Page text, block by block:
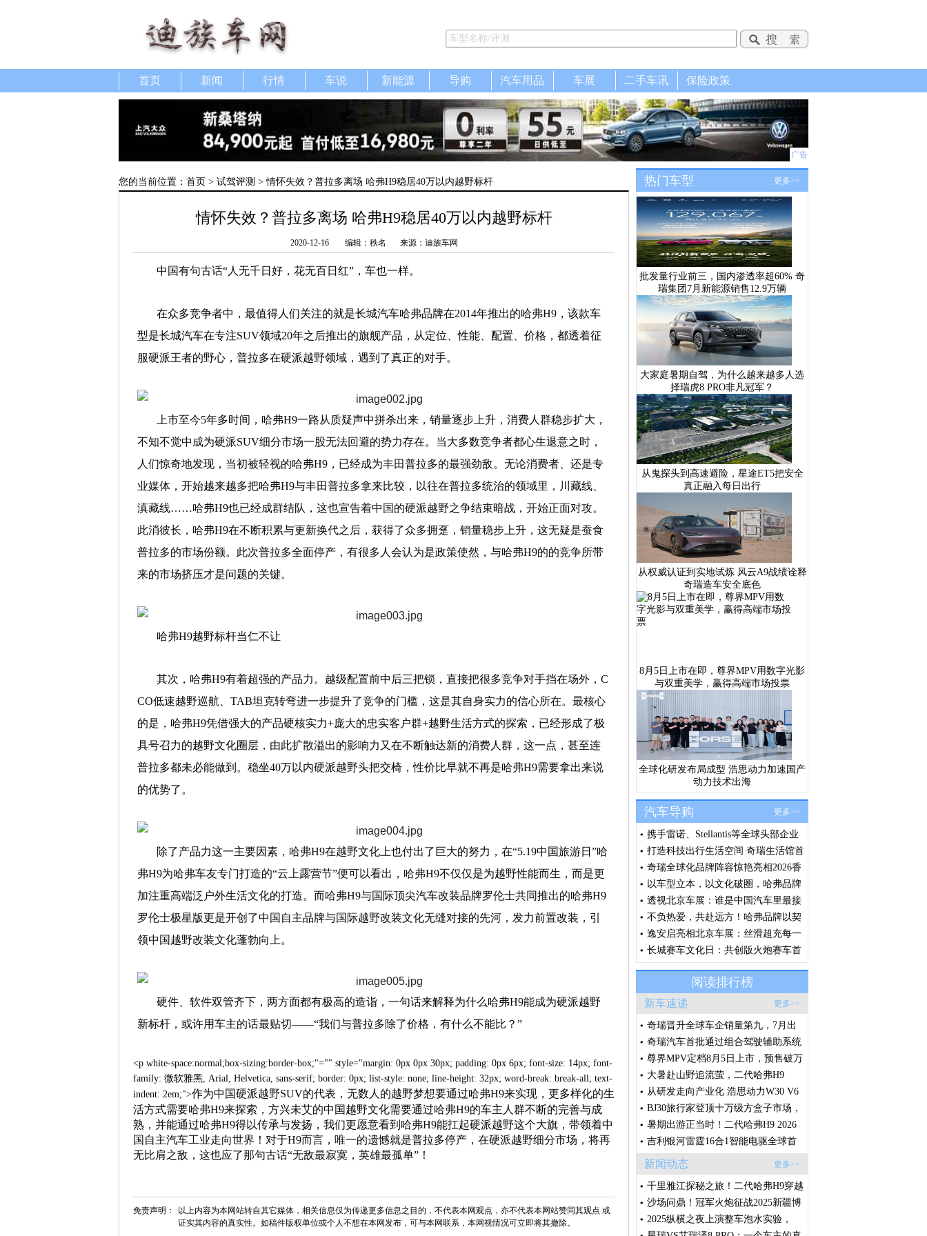
首页 新闻 行情 车说 新能源 导购 汽车用品 车展 二手车讯 保险政策
广告
您的当前位置： 首页 > 试驾评测 > 情怀失效？普拉多离场 哈弗H9稳居40万以内越野标杆
情怀失效？普拉多离场 哈弗H9稳居40万以内越野标杆
2020-12-16 编辑：秩名 来源：迪族车网
中国有句古话“人无千日好，花无百日红”，车也一样。
在众多竞争者中，最值得人们关注的就是长城汽车哈弗品牌在2014年推出的哈弗H9，该款车
型是长城汽车在专注SUV领域20年之后推出的旗舰产品，从定位、性能、配置、价格，都透着征
服硬派王者的野心，普拉多在硬派越野领域，遇到了真正的对手。
上市至今5年多时间，哈弗H9一路从质疑声中拼杀出来，销量逐步上升，消费人群稳步扩大，
不知不觉中成为硬派SUV细分市场一股无法回避的势力存在。当大多数竞争者都心生退意之时，
人们惊奇地发现，当初被轻视的哈弗H9，已经成为丰田普拉多的最强劲敌。无论消费者、还是专
业媒体，开始越来越多把哈弗H9与丰田普拉多拿来比较，以往在普拉多统治的领域里，川藏线、
滇藏线……哈弗H9也已经成群结队，这也宣告着中国的硬派越野之争结束暗战，开始正面对攻。
此消彼长，哈弗H9在不断积累与更新换代之后，获得了众多拥趸，销量稳步上升，这无疑是蚕食
普拉多的市场份额。此次普拉多全面停产，有很多人会认为是政策使然，与哈弗H9的的竞争所带
来的市场挤压才是问题的关键。
哈弗H9越野标杆当仁不让
其次，哈弗H9有着超强的产品力。越级配置前中后三把锁，直接把很多竞争对手挡在场外，C
CO低速越野巡航、TAB坦克转弯进一步提升了竞争的门槛，这是其自身实力的信心所在。最核心
的是，哈弗H9凭借强大的产品硬核实力+庞大的忠实客户群+越野生活方式的探索，已经形成了极
具号召力的越野文化圈层，由此扩散溢出的影响力又在不断触达新的消费人群，这一点，甚至连
普拉多都未必能做到。稳坐40万以内硬派越野头把交椅，性价比早就不再是哈弗H9需要拿出来说
的优势了。
除了产品力这一主要因素，哈弗H9在越野文化上也付出了巨大的努力，在“5.19中国旅游日”哈
弗H9为哈弗车友专门打造的“云上露营节”便可以看出，哈弗H9不仅仅是为越野性能而生，而是更
加注重高端泛户外生活文化的打造。而哈弗H9与国际顶尖汽车改装品牌罗伦士共同推出的哈弗H9
罗伦士极星版更是开创了中国自主品牌与国际越野改装文化无缝对接的先河，发力前置改装，引
领中国越野改装文化蓬勃向上。
硬件、软件双管齐下，两方面都有极高的造诣，一句话来解释为什么哈弗H9能成为硬派越野
新标杆，或许用车主的话最贴切——“我们与普拉多除了价格，有什么不能比？”
<p white-space:normal;box-sizing:border-box;"="" style="margin: 0px 0px 30px; padding: 0px 6px; font-size: 14px; font-
family: 微软雅黑, Arial, Helvetica, sans-serif; border: 0px; list-style: none; line-height: 32px; word-break: break-all; text-
indent: 2em;">作为中国硬派越野SUV的代表，无数人的越野梦想要通过哈弗H9来实现，更多样化的生
活方式需要哈弗H9来探索，方兴未艾的中国越野文化需要通过哈弗H9的车主人群不断的完善与成
熟，并能通过哈弗H9得以传承与发扬，我们更愿意看到哈弗H9能扛起硬派越野这个大旗，带领着中
国自主汽车工业走向世界！对于H9而言，唯一的遗憾就是普拉多停产，在硬派越野细分市场，将再
无比肩之敌，这也应了那句古话“无敌最寂寞，英雄最孤单”！
免责声明：
以上内容为本网站转自其它媒体，相关信息仅为传递更多信息之目的，不代表本网观点，亦不代表本网站赞同其观点 或
证实其内容的真实性。如稿件版权单位或个人不想在本网发布，可与本网联系，本网视情况可立即将其撤除。
热门车型 更多>>
批发量行业前三，国内渗透率超60% 奇
瑞集团7月新能源销售12.9万辆
大家庭暑期自驾，为什么越来越多人选
择瑞虎8 PRO非凡冠军？
从鬼探头到高速避险，星途ET5把安全
真正融入每日出行
从权威认证到实地试炼 风云A9战绩诠释
奇瑞造车安全底色
8月5日上市在即，尊界MPV用数字光影
与双重美学，赢得高端市场投票
全球化研发布局成型 浩思动力加速国产
动力技术出海
汽车导购 更多>>
携手雷诺、Stellantis等全球头部企业
浩思动力出席法国SIA大会共筑绿色
发展共识
打造科技出行生活空间 奇瑞生活馆首
店汕头盛大开业
奇瑞全球化品牌阵容惊艳亮相2026香
港车博会 全球右舵战略提速 技术生
态价值释放
以车型立本，以文化破圈，哈弗品牌
闪耀北京车展
透视北京车展：谁是中国汽车里最接
近全球化品牌的车企？
不负热爱，共赴远方！哈弗品牌以契
约精神，诠释“场景改装文化”
逸安启亮相北京车展：丝滑超充每一
刻，从容奔赴每一程
长城赛车文化日：共创版火炮赛车首
阅读排行榜
新车速递 更多>>
奇瑞晋升全球车企销量第九，7月出
口破20万辆，创中国车企单月出口新
纪录
奇瑞汽车首批通过组合驾驶辅助系统
国标体系认证
尊界MPV定档8月5日上市，预售破万
台的秘密藏在这些细节里
大暑赴山野追流萤，二代哈弗H9
2026款承包盛夏全家诗意出行
从研发走向产业化 浩思动力W30 V6
样机点火 将落地莲花高性能产品线
BJ30旅行家登顶十万级方盒子市场，
轻越野赛道迎来格局拐点
暑期出游正当时！二代哈弗H9 2026
款，满足一家人对越野车的所有想
象！
吉利银河雷霆16合1智能电驱全球首
发，创节能性能双纪录
新闻动态 更多>>
千里雅江探秘之旅！二代哈弗H9穿越
版征程将启，敬请期待！
沙场问鼎！冠军火炮征战2025新疆博
湖沙漠越野争霸赛
2025纵横之夜上演整车泡水实验，